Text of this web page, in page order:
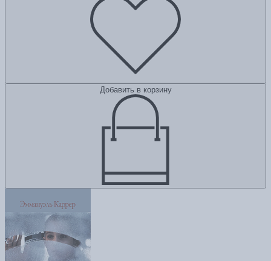
Добавить в корзину